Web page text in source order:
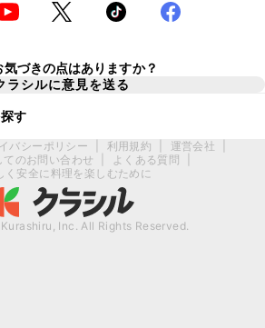
気づきの点はありますか？
ラシルに意見を送る
す
バシーポリシー 利用規約 運営会社
のお問い合わせ
よくある質問
く安全に料理を楽しむために
Inc. All Rights Reserved.